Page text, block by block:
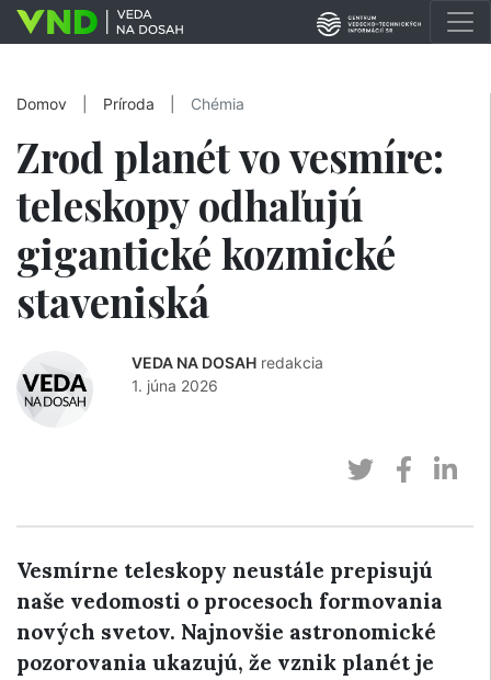
Domov Príroda Chémia
Zrod planét vo vesmíre:
teleskopy odhaľujú
gigantické kozmické
staveniská
VEDA NA DOSAH redakcia
1. júna 2026
Vesmírne teleskopy neustále prepisujú
naše vedomosti o procesoch formovania
nových svetov. Najnovšie astronomické
pozorovania ukazujú, že vznik planét je